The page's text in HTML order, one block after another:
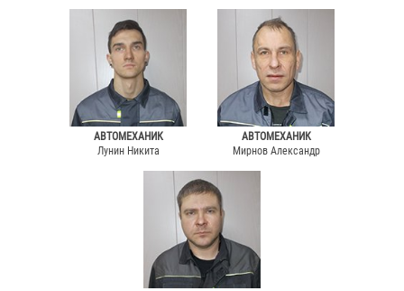
АВТОМЕХАНИК
Лунин Никита
АВТОМЕХАНИК
Мирнов Александр